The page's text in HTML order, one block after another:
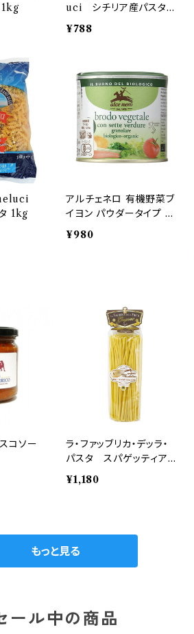
1kg
uci シチリア産パスタ 1
kg
¥788
1kg
アルチェネロ 有機野菜ブ
イヨン パウダータイプ 無
¥980
コソー
ラ・ファッブリカ・デッラ・
パスタ スパゲッティアル
マンドリーノ 500ｇ
¥1,180
もっと見る
ール中の商品